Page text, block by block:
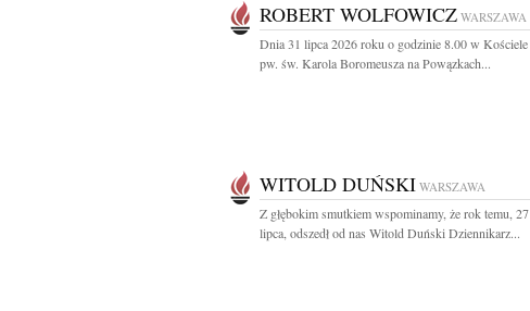
ROBERT WOLFOWICZ WARSZAWA
Dnia 31 lipca 2026 roku o godzinie 8.00 w Kościele
pw. św. Karola Boromeusza na Powązkach...
WITOLD DUŃSKI WARSZAWA
Z głębokim smutkiem wspominamy, że rok temu, 27
lipca, odszedł od nas Witold Duński Dziennikarz...